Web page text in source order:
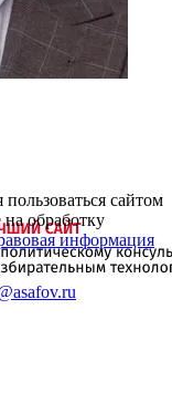
сайтом
на обработку
информация